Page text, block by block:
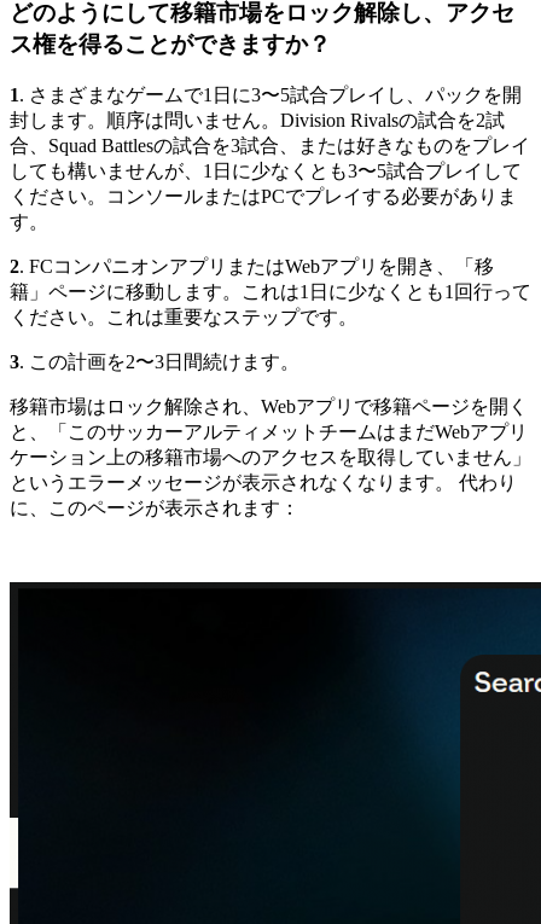
どのようにして移籍市場をロック解除し、アクセ
ス権を得ることができますか？
1. さまざまなゲームで1日に3〜5試合プレイし、パックを開
封します。順序は問いません。Division Rivalsの試合を2試
合、Squad Battlesの試合を3試合、または好きなものをプレイ
しても構いませんが、1日に少なくとも3〜5試合プレイして
ください。コンソールまたはPCでプレイする必要がありま
す。
2. FCコンパニオンアプリまたはWebアプリを開き、「移
籍」ページに移動します。これは1日に少なくとも1回行って
ください。これは重要なステップです。
3. この計画を2〜3日間続けます。
移籍市場はロック解除され、Webアプリで移籍ページを開く
と、「このサッカーアルティメットチームはまだWebアプリ
ケーション上の移籍市場へのアクセスを取得していません」
というエラーメッセージが表示されなくなります。 代わり
に、このページが表示されます：